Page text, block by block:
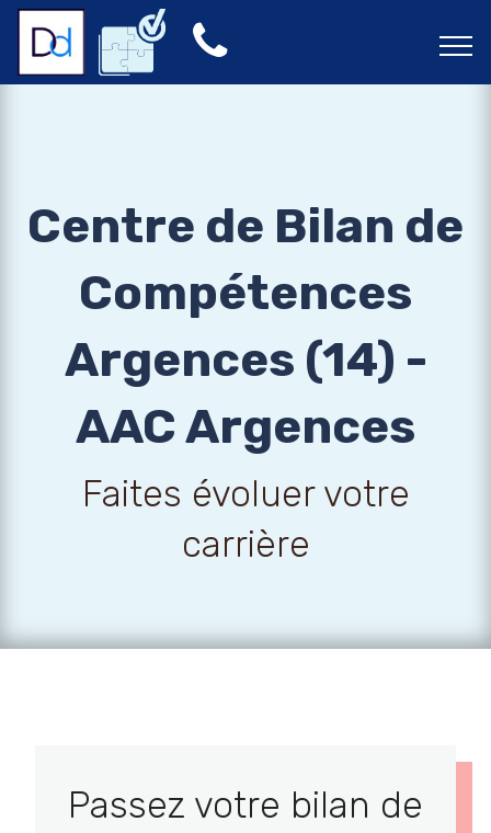
Centre de Bilan de
Compétences
Argences (14) -
AAC Argences
Faites évoluer votre
carrière
Passez votre bilan de